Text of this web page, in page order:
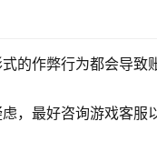
的作弊行为都会导致
，最好咨询游戏客服